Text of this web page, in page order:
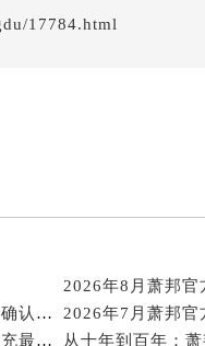
中心（需提前预约）
务中心（需提前预约）
服务中心（需提前预约
表维修授权店1楼萧邦
际中心D座11层1102室
17784.html
2026年8月萧邦官方保养中心维修网点搬迁及新增补充确认终稿
2026年7月萧邦官方售后维修保养综合店迁址与新开补充最终汇总
从十年到百年：